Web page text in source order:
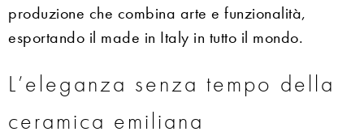
produzione che combina arte e funzionalità,
esportando il made in Italy in tutto il mondo.
L’eleganza senza tempo della
ceramica emiliana